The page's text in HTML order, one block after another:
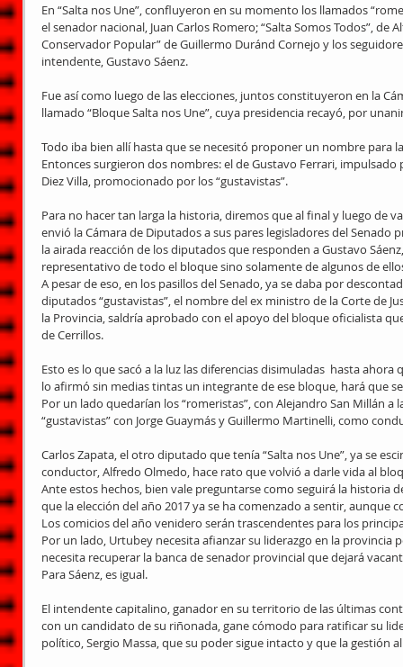
En “Salta nos Une”, confluyeron en su momento los llamados
el senador nacional, Juan Carlos Romero; “Salta Somos Todos”, de
Conservador Popular” de Guillermo Duránd Cornejo y los
intendente, Gustavo Sáenz.
Fue así como luego de las elecciones, juntos constituyeron en la
llamado “Bloque Salta nos Une”, cuya presidencia recayó, por
Todo iba bien allí hasta que se necesitó proponer un nombre para
Entonces surgieron dos nombres: el de Gustavo Ferrari,
Diez Villa, promocionado por los “gustavistas”.
Para no hacer tan larga la historia, diremos que al final y luego de
envió la Cámara de Diputados a sus pares legisladores del
la airada reacción de los diputados que responden a Gustavo
representativo de todo el bloque sino solamente de algunos de
A pesar de eso, en los pasillos del Senado, ya se daba por
diputados “gustavistas”, el nombre del ex ministro de la Corte de
la Provincia, saldría aprobado con el apoyo del bloque oficialista
de Cerrillos.
Esto es lo que sacó a la luz las diferencias disimuladas  hasta ahora
lo afirmó sin medias tintas un integrante de ese bloque, hará que
Por un lado quedarían los “romeristas”, con Alejandro San Millán a
“gustavistas” con Jorge Guaymás y Guillermo Martinelli, como
Carlos Zapata, el otro diputado que tenía “Salta nos Une”, ya se
conductor, Alfredo Olmedo, hace rato que volvió a darle vida al
Ante estos hechos, bien vale preguntarse como seguirá la historia
que la elección del año 2017 ya se ha comenzado a sentir, aunque
Los comicios del año venidero serán trascendentes para los
Por un lado, Urtubey necesita afianzar su liderazgo en la provincia
necesita recuperar la banca de senador provincial que dejará
Para Sáenz, es igual.
El intendente capitalino, ganador en su territorio de las últimas
con un candidato de su riñonada, gane cómodo para ratificar su
político, Sergio Massa, que su poder sigue intacto y que la gestión